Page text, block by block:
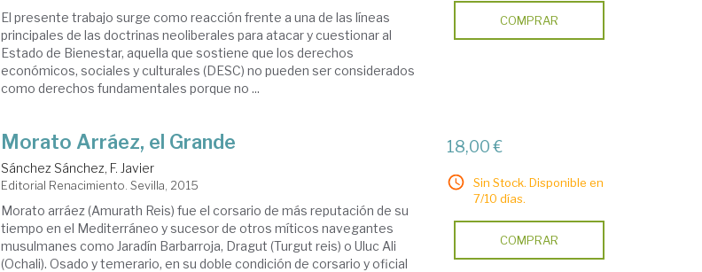
El presente trabajo surge como reacción frente a una de las líneas
principales de las doctrinas neoliberales para atacar y cuestionar al
Estado de Bienestar, aquella que sostiene que los derechos
económicos, sociales y culturales (DESC) no pueden ser considerados
como derechos fundamentales porque no ...
COMPRAR
Morato Arráez, el Grande
Sánchez Sánchez, F. Javier
Editorial Renacimiento. Sevilla, 2015
Morato arráez (Amurath Reis) fue el corsario de más reputación de su
tiempo en el Mediterráneo y sucesor de otros míticos navegantes
musulmanes como Jaradín Barbarroja, Dragut (Turgut reis) o Uluc Ali
(Ochali). Osado y temerario, en su doble condición de corsario y oficial
18,00 €
Sin Stock. Disponible en
7/10 días.
COMPRAR